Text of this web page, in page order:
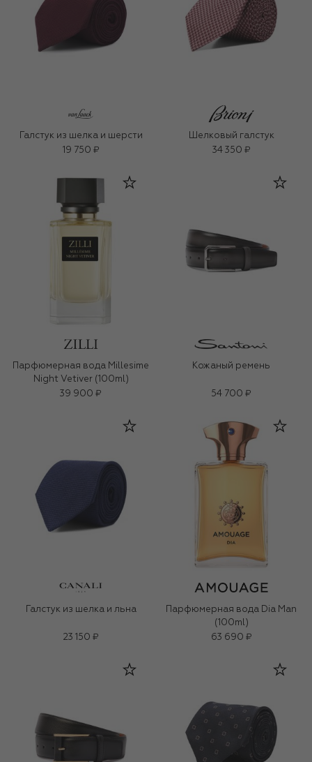
Галстук из шелка и шерсти
19 750 ₽
Шелковый галстук
34 350 ₽
Парфюмерная вода Millesime
Night Vetiver (100ml)
39 900 ₽
Кожаный ремень
54 700 ₽
Галстук из шелка и льна
23 150 ₽
Парфюмерная вода Dia Man
(100ml)
63 690 ₽